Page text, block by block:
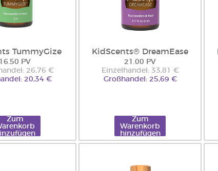
TummyGize
16.50 PV
26,76 €
20,34 €
Zum
KidScents® DreamEase
21.00 PV
Einzelhandel: 33,81 €
Großhandel: 25,69 €
Zum
Warenkorb
hinzufügen